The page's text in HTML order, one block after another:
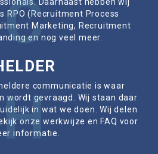
Daarnaast hebben wij
RPO (Recruitment Process
Marketing, Recruitment
en nog veel meer.
C
communicatie is waar
wordt gevraagd. Wij staan daar
in wat we doen. Wij delen
onze werkwijze en FAQ voor
informatie.
H